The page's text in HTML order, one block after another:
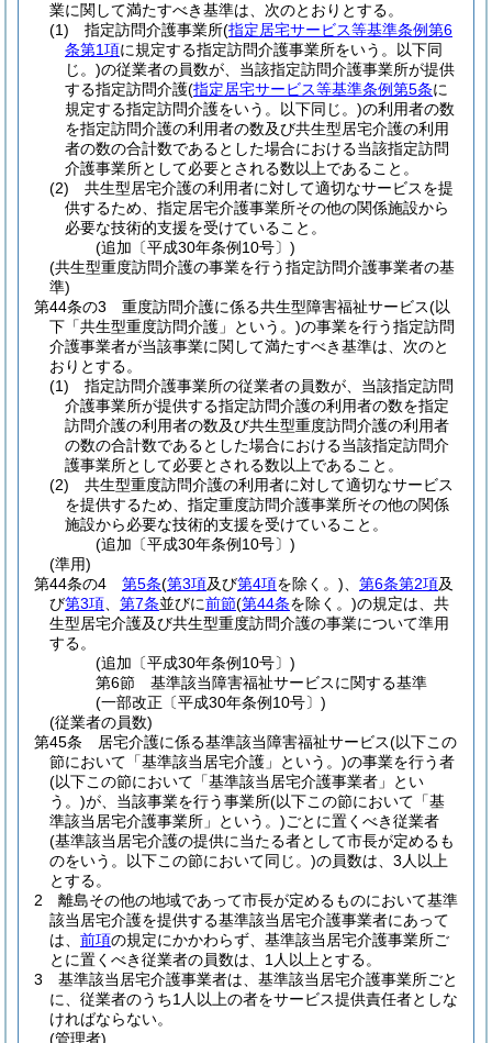
業に関して満たすべき基準は、次のとおりとする。
(1)
指定訪問介護事業所(指定居宅サービス等基準条例第6
条第1項に規定する指定訪問介護事業所をいう。以下同
じ。)の従業者の員数が、当該指定訪問介護事業所が提供
する指定訪問介護(指定居宅サービス等基準条例第5条に
規定する指定訪問介護をいう。以下同じ。)の利用者の数
を指定訪問介護の利用者の数及び共生型居宅介護の利用
者の数の合計数であるとした場合における当該指定訪問
介護事業所として必要とされる数以上であること。
(2)
共生型居宅介護の利用者に対して適切なサービスを提
供するため、指定居宅介護事業所その他の関係施設から
必要な技術的支援を受けていること。
(追加〔平成30年条例10号〕)
(共生型重度訪問介護の事業を行う指定訪問介護事業者の基
準)
第44条の3
重度訪問介護に係る共生型障害福祉サービス(以
下「共生型重度訪問介護」という。)の事業を行う指定訪問
介護事業者が当該事業に関して満たすべき基準は、次のと
おりとする。
(1)
指定訪問介護事業所の従業者の員数が、当該指定訪問
介護事業所が提供する指定訪問介護の利用者の数を指定
訪問介護の利用者の数及び共生型重度訪問介護の利用者
の数の合計数であるとした場合における当該指定訪問介
護事業所として必要とされる数以上であること。
(2)
共生型重度訪問介護の利用者に対して適切なサービス
を提供するため、指定重度訪問介護事業所その他の関係
施設から必要な技術的支援を受けていること。
(追加〔平成30年条例10号〕)
(準用)
第44条の4
第5条(第3項及び第4項を除く。) 第6条第2項及
び第3項 第7条並びに前節(第44条を除く。)の規定は、共
生型居宅介護及び共生型重度訪問介護の事業について準用
する。
(追加〔平成30年条例10号〕)
第6節
基準該当障害福祉サービスに関する基準
(一部改正〔平成30年条例10号〕)
(従業者の員数)
第45条
居宅介護に係る基準該当障害福祉サービス(以下この
節において「基準該当居宅介護」という。)の事業を行う者
(以下この節において「基準該当居宅介護事業者」とい
う。)が、当該事業を行う事業所(以下この節において「基
準該当居宅介護事業所」という。)ごとに置くべき従業者
(基準該当居宅介護の提供に当たる者として市長が定めるも
のをいう。以下この節において同じ。)の員数は、3人以上
とする。
2
離島その他の地域であって市長が定めるものにおいて基準
該当居宅介護を提供する基準該当居宅介護事業者にあって
は、 前項の規定にかかわらず、基準該当居宅介護事業所ご
とに置くべき従業者の員数は、1人以上とする。
3
基準該当居宅介護事業者は、基準該当居宅介護事業所ごと
に、従業者のうち1人以上の者をサービス提供責任者としな
ければならない。
(管理者)